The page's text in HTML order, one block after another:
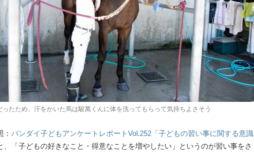
たため、汗をかいた馬は駿萬くんに体を洗ってもらって気持ちよさそう
： バンダイ子どもアンケートレポートVol.252「子どもの習い事に関する意識
、「子どもの好きなこと・得意なことを増やしたい」というのが習い事をさ